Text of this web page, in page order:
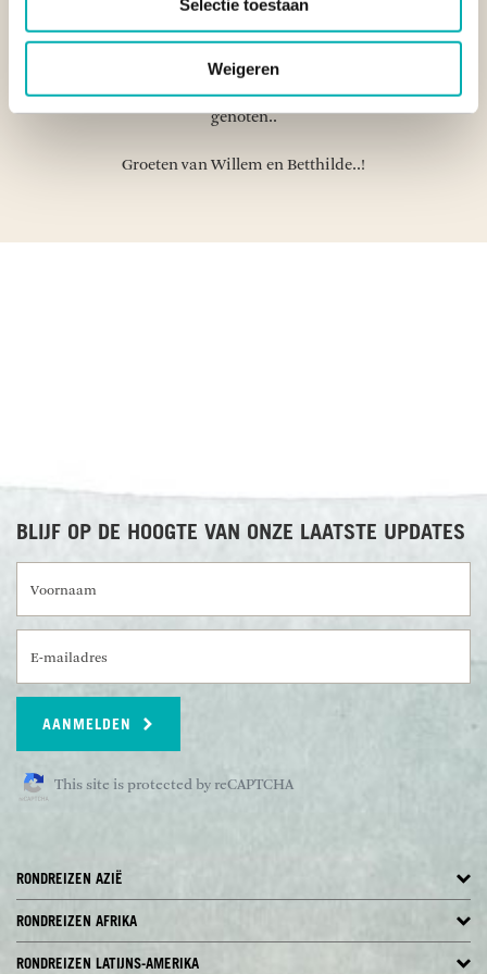
Selectie toestaan
Weigeren
professioneel en prettig ervaren.
Wij zullen jullie zeker bij anderen aanraden! Wij hebben
genoten..
Groeten van Willem en Betthilde..!
BLIJF OP DE HOOGTE VAN ONZE LAATSTE UPDATES
AANMELDEN
This site is protected by reCAPTCHA
RONDREIZEN AZIË
RONDREIZEN AFRIKA
RONDREIZEN LATIJNS-AMERIKA